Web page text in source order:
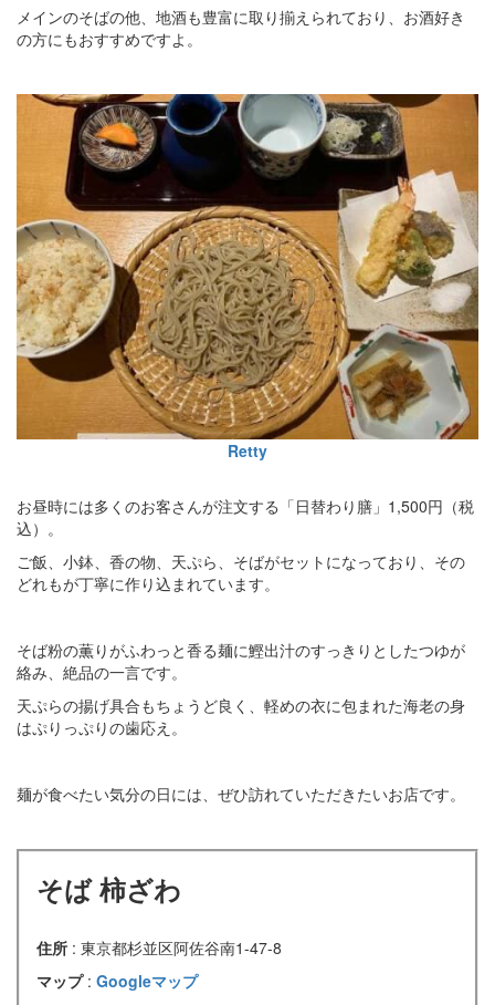
メインのそばの他、地酒も豊富に取り揃えられており、お酒好き
の方にもおすすめですよ。
Retty
お昼時には多くのお客さんが注文する「日替わり膳」1,500円（税
込）。
ご飯、小鉢、香の物、天ぷら、そばがセットになっており、その
どれもが丁寧に作り込まれています。
そば粉の薫りがふわっと香る麺に鰹出汁のすっきりとしたつゆが
絡み、絶品の一言です。
天ぷらの揚げ具合もちょうど良く、軽めの衣に包まれた海老の身
はぷりっぷりの歯応え。
麺が食べたい気分の日には、ぜひ訪れていただきたいお店です。
そば 柿ざわ
住所 : 東京都杉並区阿佐谷南1-47-8
マップ : Googleマップ